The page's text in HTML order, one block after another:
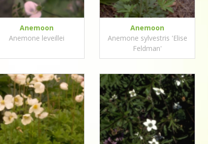
Anemoon
Anemone leveillei
Anemoon
Anemone sylvestris 'Elise
Feldman'